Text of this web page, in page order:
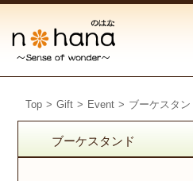
Top > Gift > Event > ブーケスタン
ブーケスタンド